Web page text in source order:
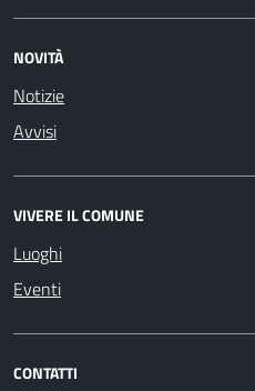
NOVITÀ
Notizie
Avvisi
VIVERE IL COMUNE
Luoghi
Eventi
CONTATTI